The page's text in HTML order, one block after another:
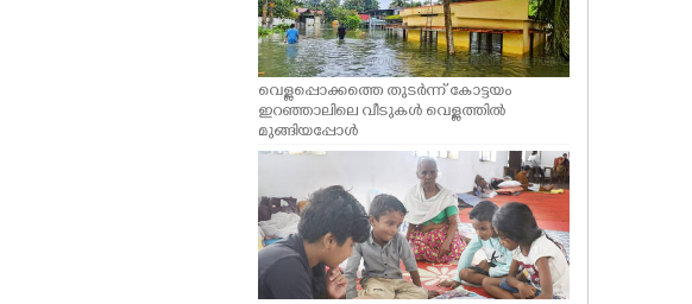
വെള്ളപ്പൊക്കത്തെ തുടർന്ന് കോട്ടയം
ഇറഞ്ഞാലിലെ വീടുകൾ വെള്ളത്തിൽ
മുങ്ങിയപ്പോൾ